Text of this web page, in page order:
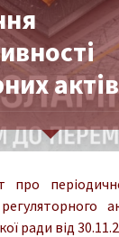
актів
про
регуляторного
ради від